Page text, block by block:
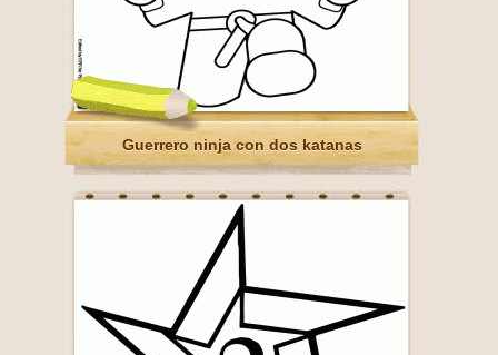
Guerrero ninja con dos katanas